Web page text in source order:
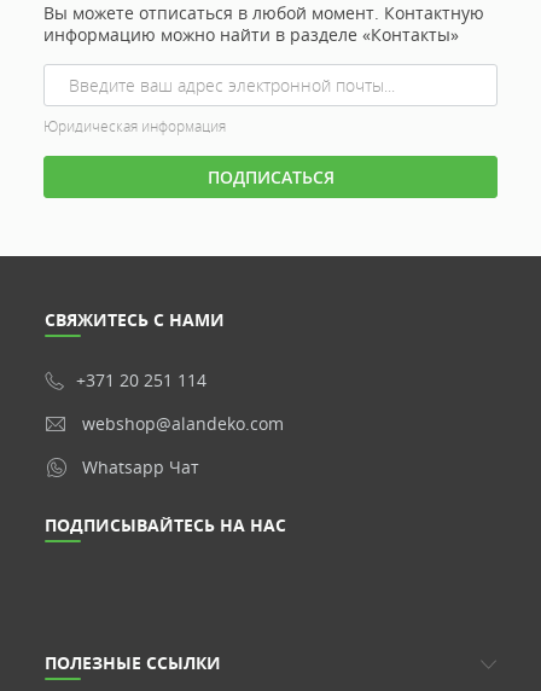
Вы можете отписаться в любой момент. Контактную
информацию можно найти в разделе «Контакты»
Юридическая информация
СВЯЖИТЕСЬ С НАМИ
+371 20 251 114
webshop@alandeko.com
Whatsapp Чат
ПОЛЕЗНЫЕ ССЫЛКИ
ПОДПИСЫВАЙТЕСЬ НА НАС